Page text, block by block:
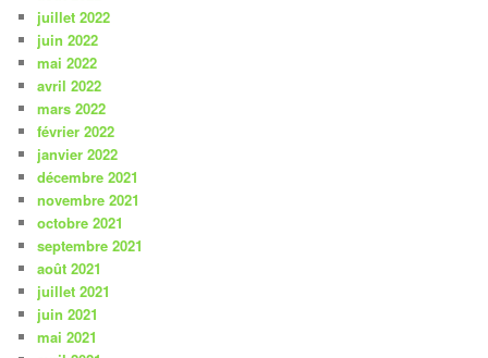
juillet 2022
juin 2022
mai 2022
avril 2022
mars 2022
février 2022
janvier 2022
décembre 2021
novembre 2021
octobre 2021
septembre 2021
août 2021
juillet 2021
juin 2021
mai 2021